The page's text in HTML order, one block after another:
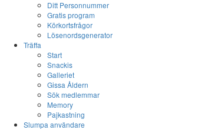
Ditt Personnummer
Gratis program
Körkortsfrågor
Lösenordsgenerator
Träffa
Start
Snackis
Galleriet
Gissa Åldern
Sök medlemmar
Memory
Pajkastning
Slumpa användare